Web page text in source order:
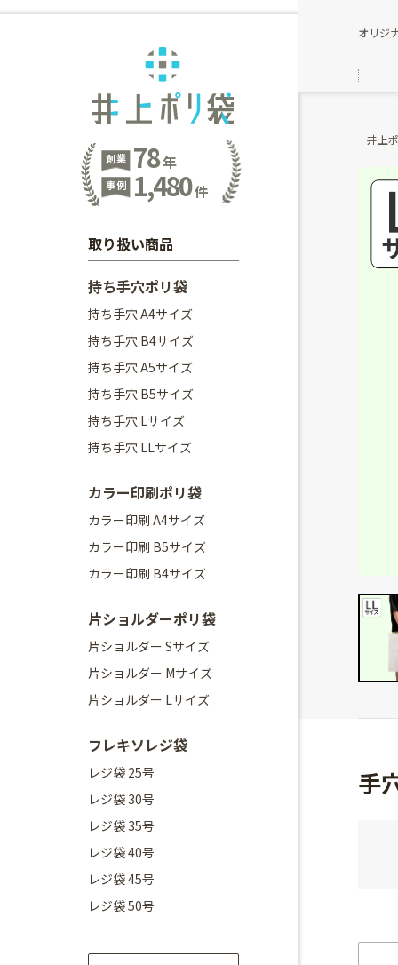
オリジ
井上
手
創業 78年
事例 1,480件
取り扱い商品
持ち手穴ポリ袋
持ち手穴 A4サイズ
持ち手穴 B4サイズ
持ち手穴 A5サイズ
持ち手穴 B5サイズ
持ち手穴 Lサイズ
持ち手穴 LLサイズ
カラー印刷ポリ袋
カラー印刷 A4サイズ
カラー印刷 B5サイズ
カラー印刷 B4サイズ
片ショルダーポリ袋
片ショルダー Sサイズ
片ショルダー Mサイズ
片ショルダー Lサイズ
フレキソレジ袋
レジ袋 25号
レジ袋 30号
レジ袋 35号
レジ袋 40号
レジ袋 45号
レジ袋 50号